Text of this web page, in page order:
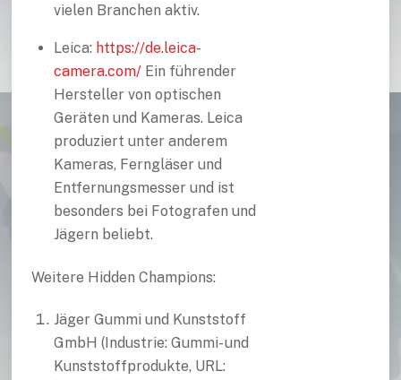
vielen Branchen aktiv.
Leica: https://de.leica-
camera.com/ Ein führender
Hersteller von optischen
Geräten und Kameras. Leica
produziert unter anderem
Kameras, Ferngläser und
Entfernungsmesser und ist
besonders bei Fotografen und
Jägern beliebt.
Weitere Hidden Champions:
Jäger Gummi und Kunststoff
GmbH (Industrie: Gummi- und
Kunststoffprodukte, URL: